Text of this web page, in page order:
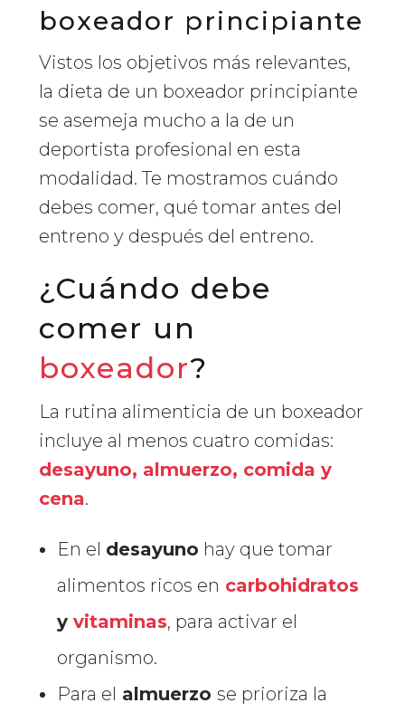
boxeador principiante
Vistos los objetivos más relevantes,
la dieta de un boxeador principiante
se asemeja mucho a la de un
deportista profesional en esta
modalidad. Te mostramos cuándo
debes comer, qué tomar antes del
entreno y después del entreno.
¿Cuándo debe
comer un
boxeador?
La rutina alimenticia de un boxeador
incluye al menos cuatro comidas:
desayuno, almuerzo, comida y
cena.
En el desayuno hay que tomar
alimentos ricos en carbohidratos
y vitaminas, para activar el
organismo.
Para el almuerzo se prioriza la